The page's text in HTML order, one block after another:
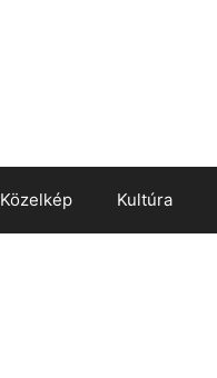
Közelkép Kultúra